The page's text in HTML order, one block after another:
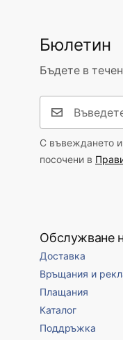
Бюлетин
Бъдете в
С въвеждането и
посочени в
Обслужване
Доставка
Връщания и
Плащания
Каталог
Поддръжка